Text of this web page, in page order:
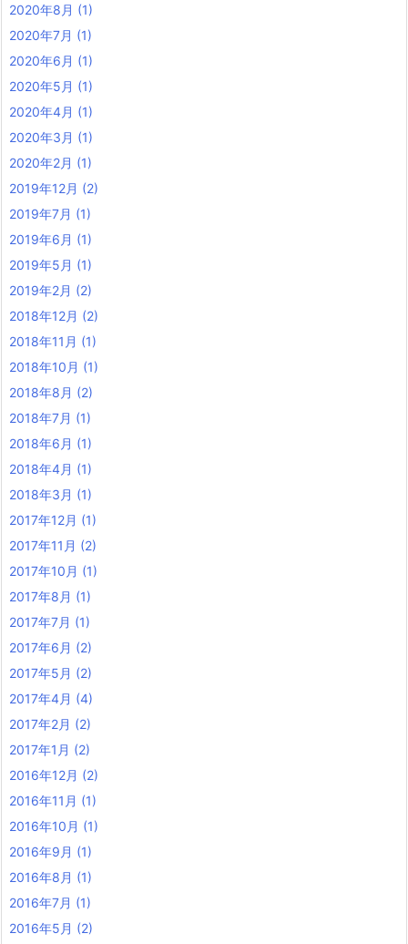
2020年8月 (1)
2020年7月 (1)
2020年6月 (1)
2020年5月 (1)
2020年4月 (1)
2020年3月 (1)
2020年2月 (1)
2019年12月 (2)
2019年7月 (1)
2019年6月 (1)
2019年5月 (1)
2019年2月 (2)
2018年12月 (2)
2018年11月 (1)
2018年10月 (1)
2018年8月 (2)
2018年7月 (1)
2018年6月 (1)
2018年4月 (1)
2018年3月 (1)
2017年12月 (1)
2017年11月 (2)
2017年10月 (1)
2017年8月 (1)
2017年7月 (1)
2017年6月 (2)
2017年5月 (2)
2017年4月 (4)
2017年2月 (2)
2017年1月 (2)
2016年12月 (2)
2016年11月 (1)
2016年10月 (1)
2016年9月 (1)
2016年8月 (1)
2016年7月 (1)
2016年5月 (2)